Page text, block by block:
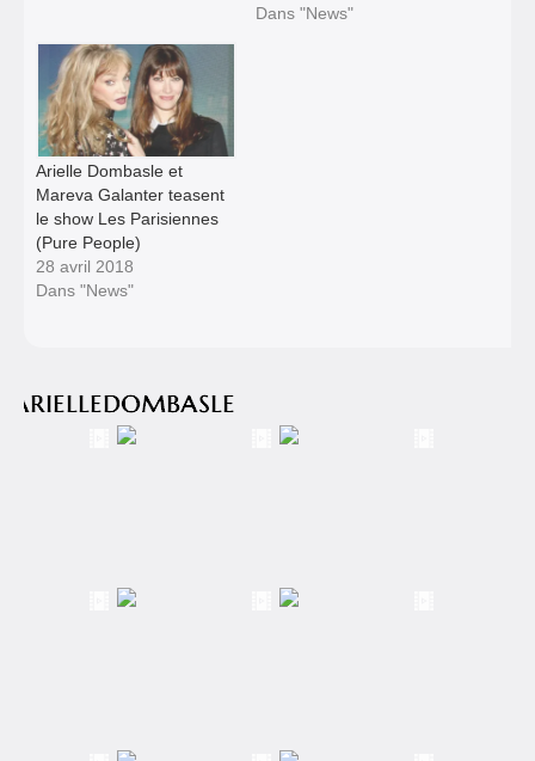
Dans "News"
Arielle Dombasle et
Mareva Galanter teasent
le show Les Parisiennes
(Pure People)
28 avril 2018
Dans "News"